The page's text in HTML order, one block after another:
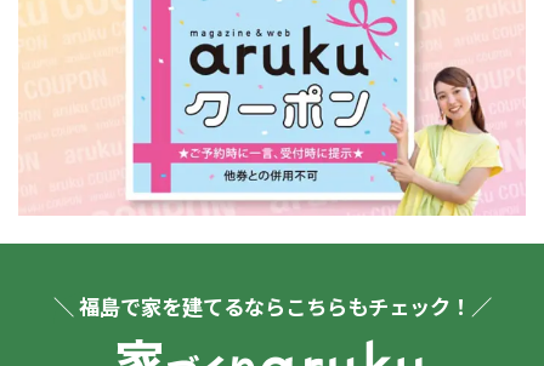
＼ 福島で家を建てるならこちらもチェック！／